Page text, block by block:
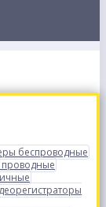
беспроводные